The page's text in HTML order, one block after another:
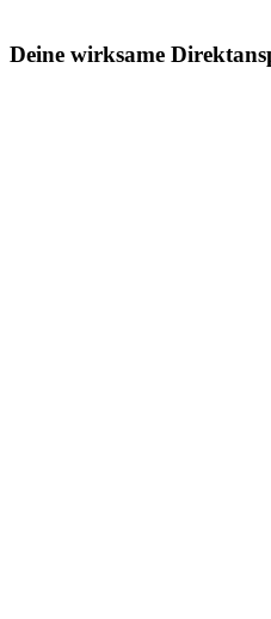
Deine wirksame